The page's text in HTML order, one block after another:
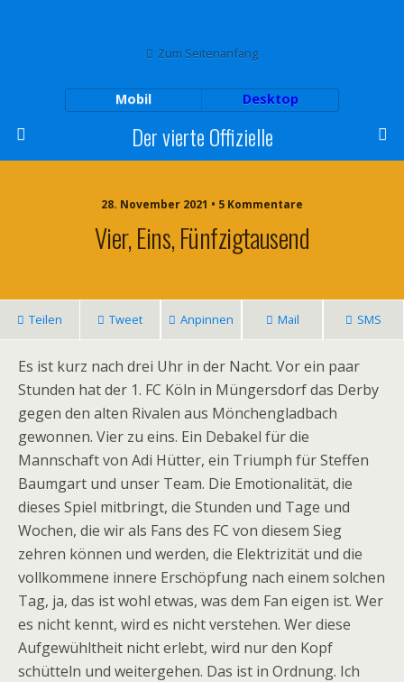
Zum Seitenanfang
Mobil Desktop
Der vierte Offizielle
28. November 2021 • 5 Kommentare
Vier, Eins, Fünfzigtausend
Teilen Tweet Anpinnen Mail SMS
Es ist kurz nach drei Uhr in der Nacht. Vor ein paar
Stunden hat der 1. FC Köln in Müngersdorf das Derby
gegen den alten Rivalen aus Mönchengladbach
gewonnen. Vier zu eins. Ein Debakel für die
Mannschaft von Adi Hütter, ein Triumph für Steffen
Baumgart und unser Team. Die Emotionalität, die
dieses Spiel mitbringt, die Stunden und Tage und
Wochen, die wir als Fans des FC von diesem Sieg
zehren können und werden, die Elektrizität und die
vollkommene innere Erschöpfung nach einem solchen
Tag, ja, das ist wohl etwas, was dem Fan eigen ist. Wer
es nicht kennt, wird es nicht verstehen. Wer diese
Aufgewühltheit nicht erlebt, wird nur den Kopf
schütteln und weitergehen. Das ist in Ordnung. Ich